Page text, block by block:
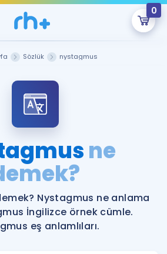
0
Şifremi Hatırlamıyorum
Şu An Boş.
hazırlayacak onlarca eğitim seni
bekliyor!
İngilizce Gramer
Sözlük nystagmus
ne
Nystagmus ne anlama
İngilizce örnek cümle.
eş anlamlıları.